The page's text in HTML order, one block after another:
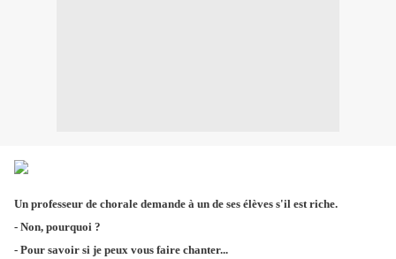
Un professeur de chorale demande à un de ses élèves s'il est riche.
- Non, pourquoi ?
- Pour savoir si je peux vous faire chanter...